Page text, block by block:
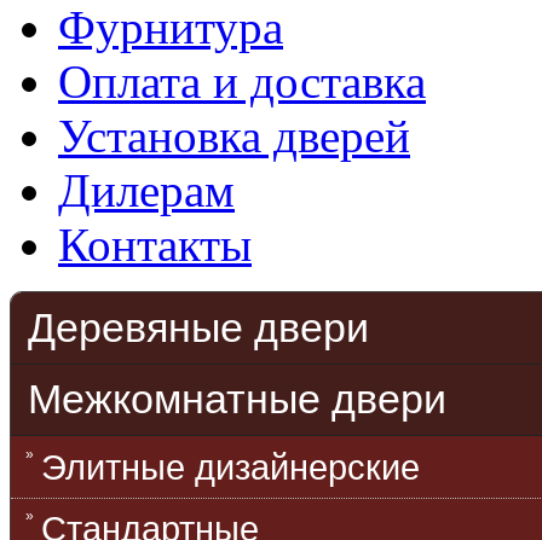
Фурнитура
Оплата и доставка
Установка дверей
Дилерам
Контакты
Деревяные двери
Межкомнатные двери
Элитные дизайнерские
Стандартные